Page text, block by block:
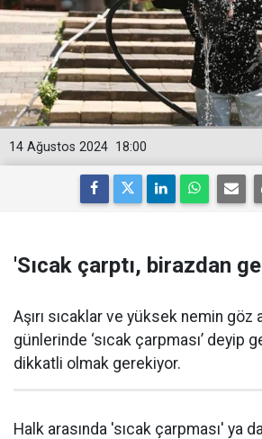
18:00
14 Ağustos 2024
'Sıcak çarptı, birazdan
Aşırı sıcaklar ve yüksek nemin göz
günlerinde ‘sıcak çarpması’ deyip
dikkatli olmak gerekiyor.
Halk arasında 'sıcak çarpması' ya